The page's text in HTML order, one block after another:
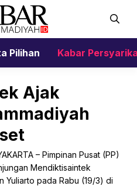
Pilihan Kabar
Ajak
– Pimpinan Pusat (PP)
Mendiktisaintek
Yuliarto pada Rabu (19/3) di